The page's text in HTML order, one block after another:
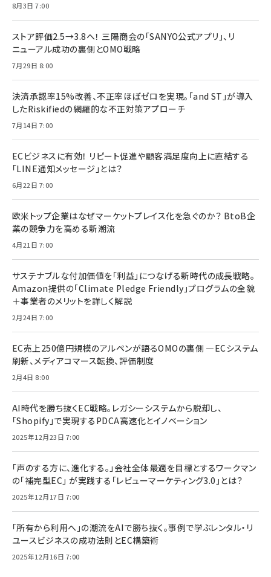
8月3日 7:00
ストア評価2.5→3.8へ！ 三陽商会の「SANYO公式アプリ」、リ
ニューアル成功の裏側とOMO戦略
7月29日 8:00
決済承認率15%改善、不正率ほぼゼロを実現。「and ST」が導入
したRiskifiedの網羅的な不正対策アプローチ
7月14日 7:00
ECビジネスに有効！ リピート促進や顧客満足度向上に直結する
「LINE通知メッセージ」とは？
6月22日 7:00
欧米トップ企業はなぜマーケットプレイス化を急ぐのか？ BtoB企
業の競争力を高める新潮流
4月21日 7:00
サステナブルな付加価値を「利益」につなげる新時代の成長戦略。
Amazon提供の「Climate Pledge Friendly」プログラムの全貌
＋事業者のメリットを詳しく解説
2月24日 7:00
EC売上250億円規模のアルペンが語るOMOの裏側 ―ECシステム
刷新、メディアコマース転換、評価制度
2月4日 8:00
AI時代を勝ち抜くEC戦略。レガシーシステムから脱却し、
「Shopify」で実現するPDCA高速化とイノベーション
2025年12月23日 7:00
「声のする方に、進化する。」会社全体最適を目標とするワークマン
の「補完型EC」 が実践する「レビューマーケティング3.0」とは？
2025年12月17日 7:00
「所有から利用へ」の潮流をAIで勝ち抜く。事例で学ぶレンタル・リ
ユースビジネスの成功法則とEC構築術
2025年12月16日 7:00